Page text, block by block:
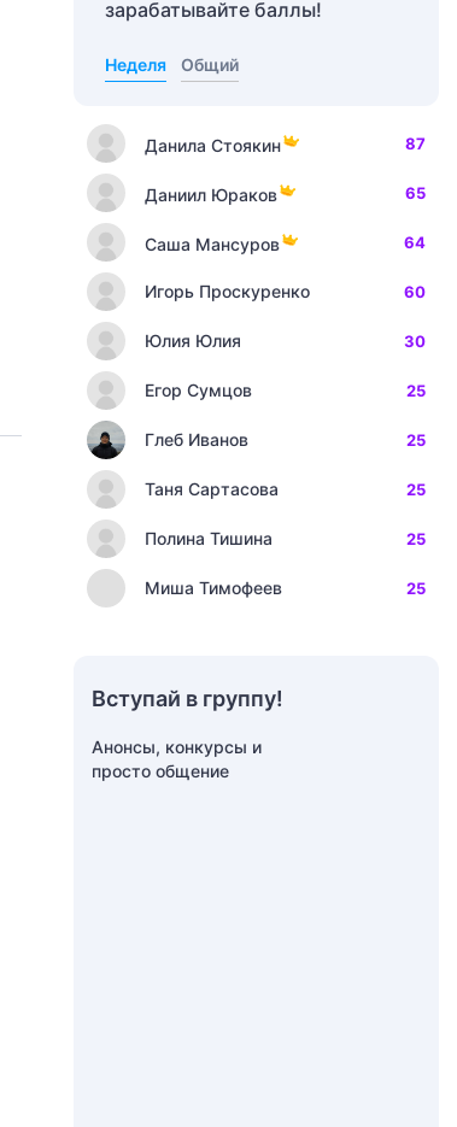
зарабатывайте баллы!
Неделя Общий
Данила Стоякин 87
Даниил Юраков 65
Саша Мансуров 64
Игорь Проскуренко 60
Юлия Юлия 30
Егор Сумцов 25
Глеб Иванов 25
Таня Сартасова 25
Полина Тишина 25
Миша Тимофеев 25
Вступай в группу!
Анонсы, конкурсы и
просто общение